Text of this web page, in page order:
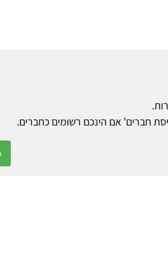
חברים' אם הינכם רשומים כחברים.